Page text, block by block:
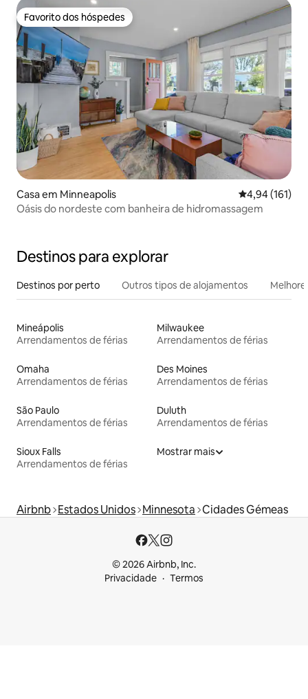
Favorito dos hóspedes
Favorito dos hóspedes
Casa em Minneapolis Classificação
4,94 (161)
Oásis do nordeste com banheira de hidromassagem
Destinos para explorar
Destinos por perto Outros tipos de alojamentos
Mineápolis
Arrendamentos de férias
Milwaukee
Arrendamentos de férias
Omaha
Arrendamentos de férias
Des Moines
Arrendamentos de férias
São Paulo
Arrendamentos de férias
Duluth
Arrendamentos de férias
Sioux Falls
Arrendamentos de férias
Mostrar mais
Airbnb Estados Unidos Minnesota Cidades Gémeas
© 2026 Airbnb, Inc.
Privacidade
Termos